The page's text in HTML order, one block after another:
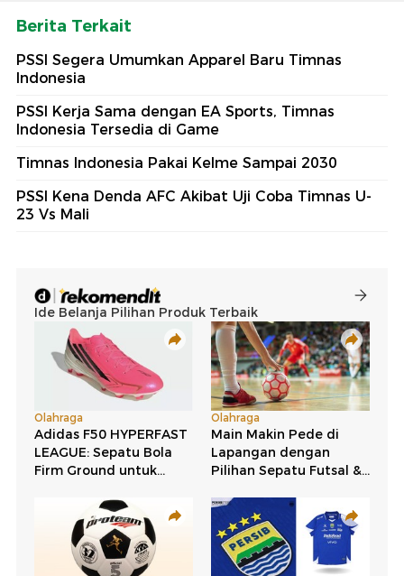
Berita Terkait
PSSI Segera Umumkan Apparel Baru Timnas
Indonesia
PSSI Kerja Sama dengan EA Sports, Timnas
Indonesia Tersedia di Game
Timnas Indonesia Pakai Kelme Sampai 2030
PSSI Kena Denda AFC Akibat Uji Coba Timnas U-
23 Vs Mali